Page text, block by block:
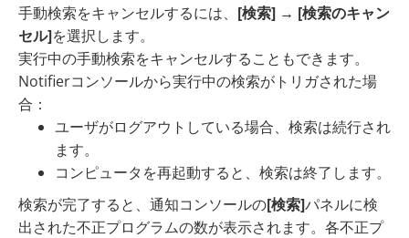
手動検索をキャンセルするには、 [検索] → [検索のキャン
セル]を選択します。
実行中の手動検索をキャンセルすることもできます。
Notifierコンソールから実行中の検索がトリガされた場
合：
ユーザがログアウトしている場合、検索は続行され
ます。
コンピュータを再起動すると、検索は終了します。
検索が完了すると、通知コンソールの[検索]パネルに検
出された不正プログラムの数が表示されます。各不正プ